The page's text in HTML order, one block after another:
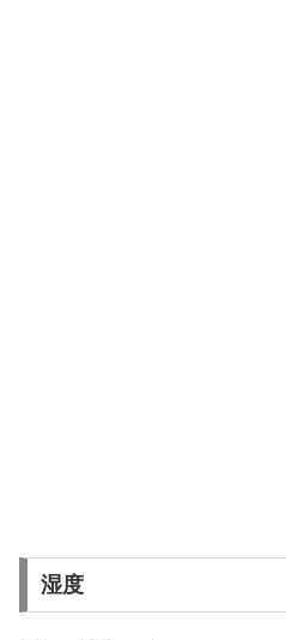
湿度